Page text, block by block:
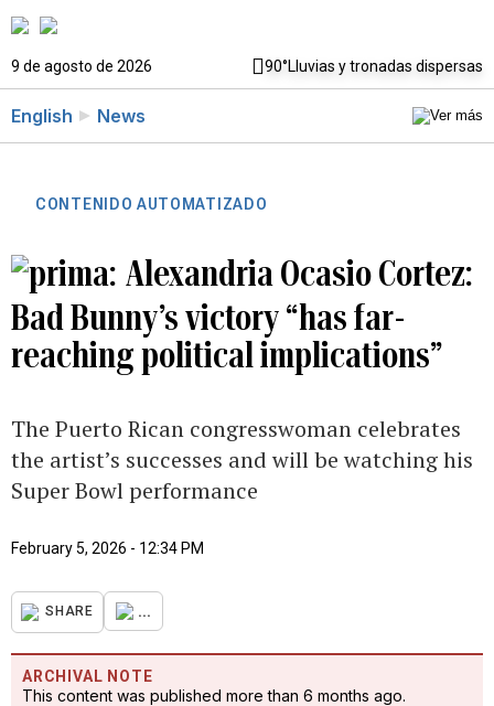
9 de agosto de 2026 90°Lluvias y tronadas dispersas
English News
CONTENIDO AUTOMATIZADO
Alexandria Ocasio Cortez:
Bad Bunny’s victory “has far-
reaching political implications”
The Puerto Rican congresswoman celebrates
the artist’s successes and will be watching his
Super Bowl performance
February 5, 2026 - 12:34 PM
SHARE ...
ARCHIVAL NOTE
This content was published more than 6 months ago.